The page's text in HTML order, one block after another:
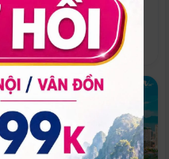
Quoc
Phú Quốc
★ 5.0